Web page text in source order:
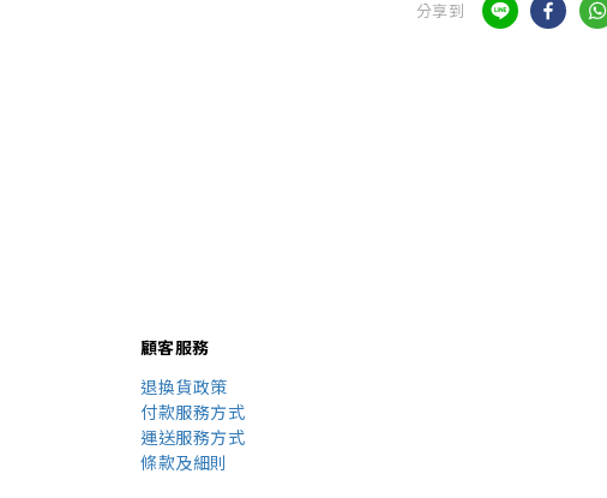
分享到
顧客服務
退換貨政策
付款服務方式
運送服務方式
條款及細則